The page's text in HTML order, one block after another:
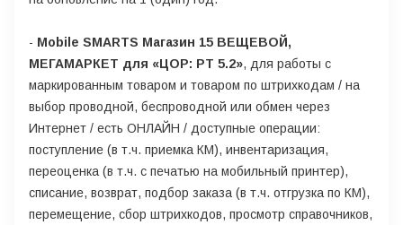
- Mobile SMARTS Магазин 15 ВЕЩЕВОЙ,
МЕГАМАРКЕТ для «ЦОР: РТ 5.2», для работы с
маркированным товаром и товаром по штрихкодам / на
выбор проводной, беспроводной или обмен через
Интернет / есть ОНЛАЙН / доступные операции:
поступление (в т.ч. приемка КМ), инвентаризация,
переоценка (в т.ч. с печатью на мобильный принтер),
списание, возврат, подбор заказа (в т.ч. отгрузка по КМ),
перемещение, сбор штрихкодов, просмотр справочников,